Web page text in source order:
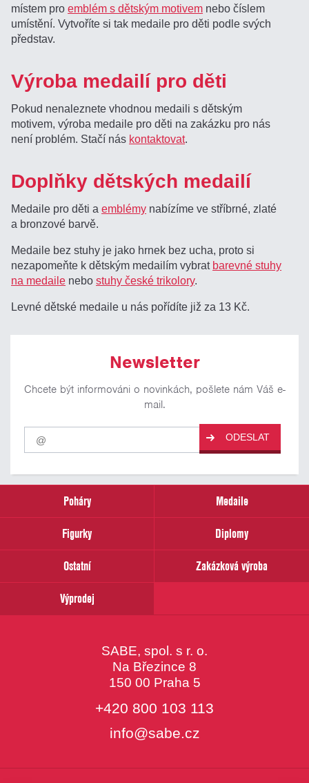
místem proemblém s dětským motivem nebo číslem
umístění. Vytvoříte si tak medaile pro děti podle svých
představ.
Výroba medailí pro děti
Pokud nenaleznete vhodnou medaili s dětským
motivem, výroba medaile pro děti na zakázku pro nás
není problém. Stačí nás kontaktovat.
Doplňky dětských medailí
Medaile pro děti aemblémy nabízíme ve stříbrné, zlaté
a bronzové barvě.
Medaile bez stuhy je jako hrnek bez ucha, proto si
nezapomeňte k dětským medailím vybrat barevné stuhy
na medaile nebostuhy české trikolory.
Levné dětské medaile u nás pořídíte již za 13 Kč.
Newsletter
Chcete být informováni o novinkách, pošlete nám Váš e-
mail.
Pro
odběr
našich
email
ODESLAT
Poháry
Medaile
Figurky
Diplomy
Ostatní
Zakázková výroba
Výprodej
SABE, spol. s r. o.
Na Březince 8
150 00 Praha 5
+420 800 103 113
info@sabe.cz